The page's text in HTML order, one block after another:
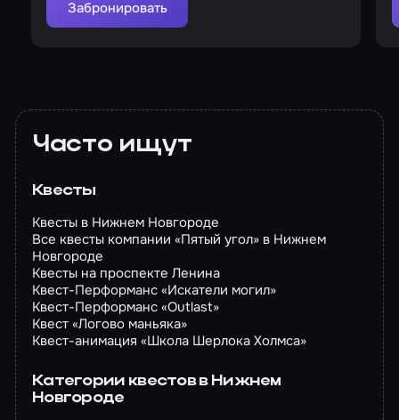
Забронировать
Часто ищут
Квесты
Квесты в Нижнем Новгороде
Все квесты компании «Пятый угол» в Нижнем
Новгороде
Квесты на проспекте Ленина
Квест-Перформанс «Искатели могил»
Квест-Перформанс «Outlast»
Квест «Логово маньяка»
Квест-анимация «Школа Шерлока Холмса»
Категории квестов в Нижнем
Новгороде